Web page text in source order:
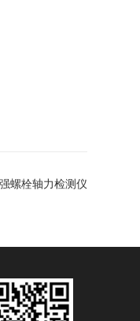
螺栓轴力检测仪